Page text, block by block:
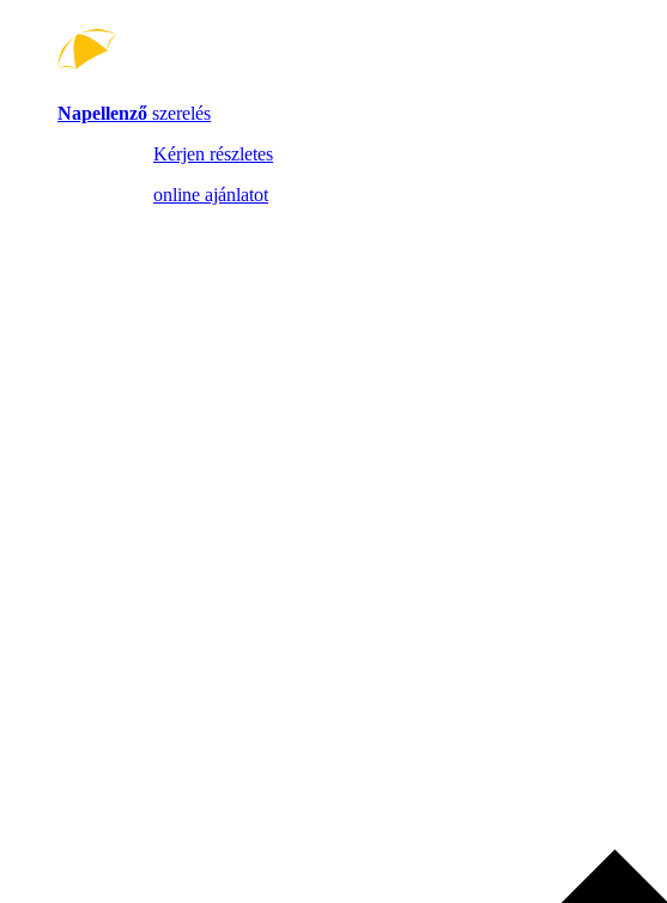
Napellenző szerelés
Kérjen részletes
online ajánlatot